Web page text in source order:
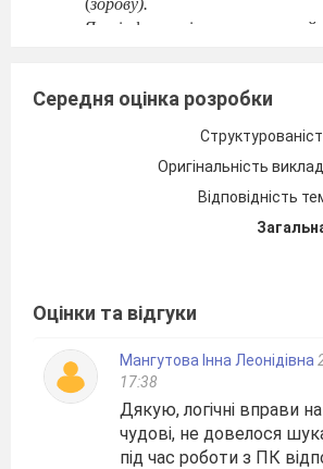
(зорову).
Яку інформацію людина
(звукову).
Яку інформацію людина
інформацію про живі і неживі
Яку інформацію людина
інформацію про смак).
Що таке “передавання
2. Розв’язок логічних вправ.
футболки з номерами від 1 до
зустрічається цифра 1 у
У квартирах з номерами 1, 2
клоунів: Веселий, Сумний та
Середня оцінка розробки
Оригінальність
Відповідність
Оцінки та відгуки
Мангутова Інна Леонідівна
17:38
Дякую, логічні вправи
чудові, не довелося
під час роботи з ПК